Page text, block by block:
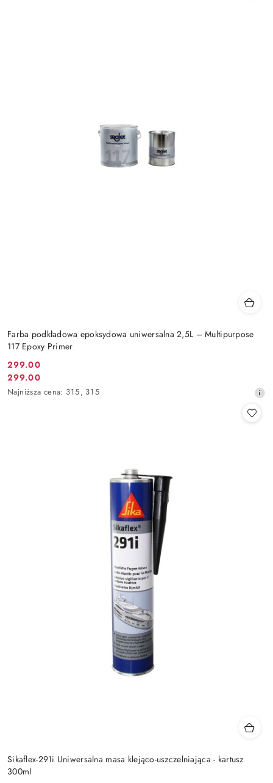
Farba podkładowa epoksydowa uniwersalna 2,5L – Multipurpose
117 Epoxy Primer
Cena
promocyjna:
299.00
Cena
promocyjna:
299.00
Najniższa
Najniższa cena: 315, 315
Sikaflex-291i Uniwersalna masa klejąco-uszczelniająca - kartusz
300ml